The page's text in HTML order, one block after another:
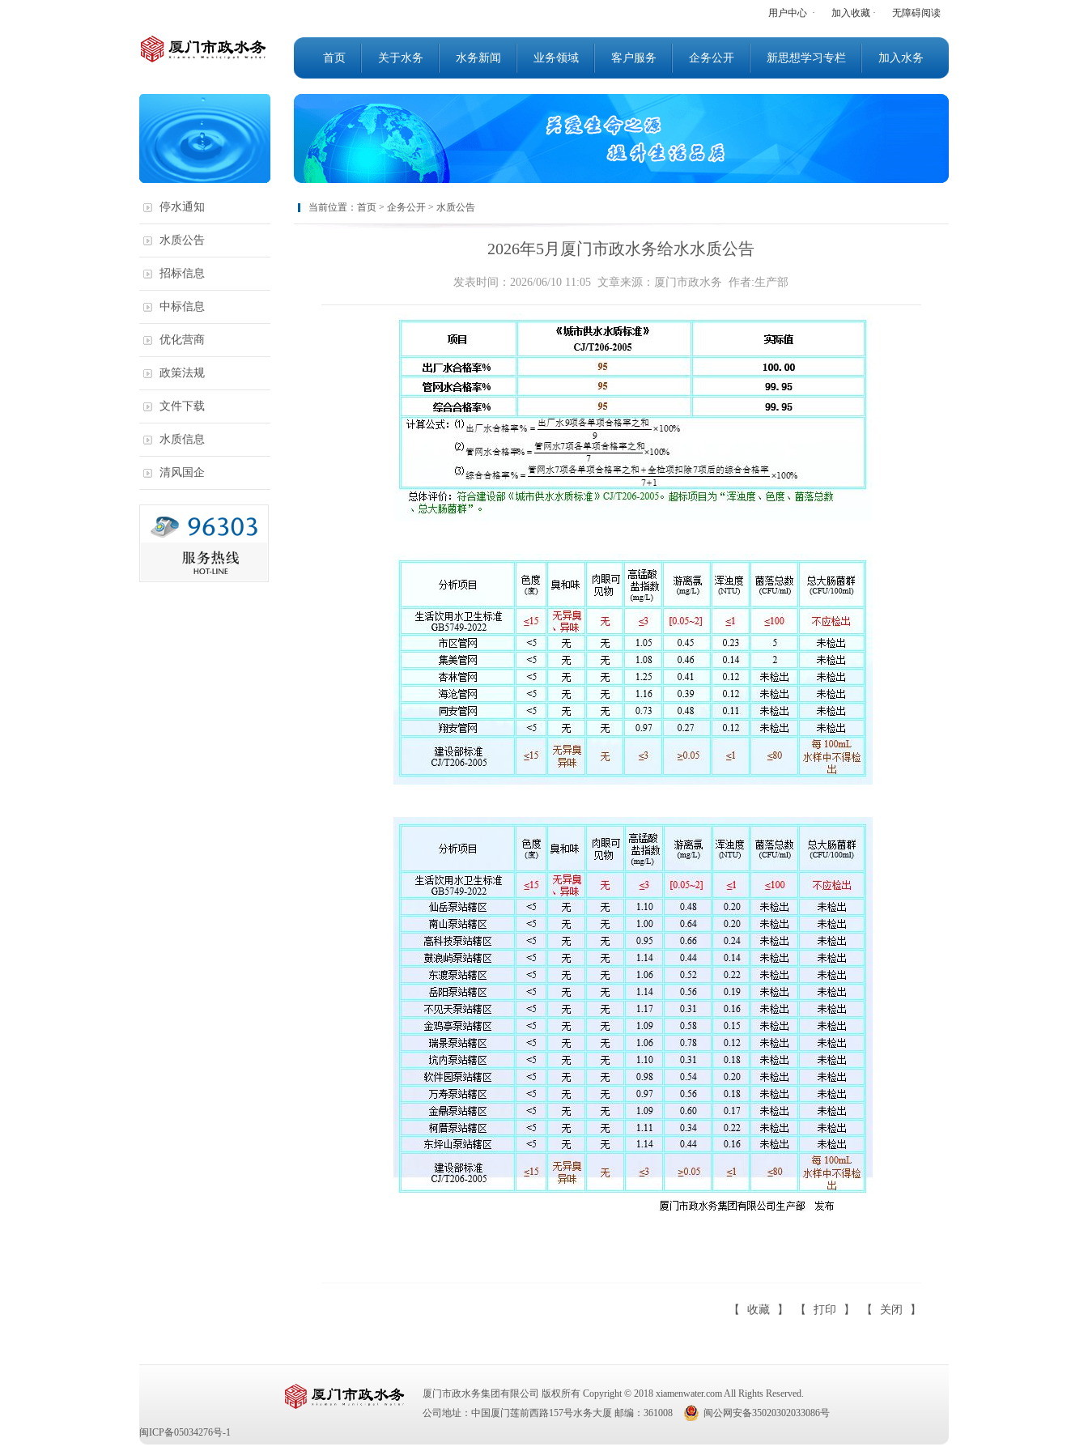
用户中心 · 加入收藏 · 无障碍阅读
首页 关于水务 水务新闻 业务领域 客户服务 企务公开 新思想学习专栏 加入水务
停水通知
水质公告
招标信息
中标信息
优化营商
政策法规
文件下载
水质信息
清风国企
当前位置： 首页 > 企务公开 > 水质公告
2026年5月厦门市政水务给水水质公告
发表时间：2026/06/10 11:05 文章来源：厦门市政水务 作者:生产部
【 收藏 】 【 打印 】 【 关闭 】
厦门市政水务集团有限公司 版权所有 Copyright © 2018 xiamenwater.com All Rights Reserved.
公司地址：中国厦门莲前西路157号水务大厦 邮编：361008
闽公网安备35020302033086号
闽ICP备05034276号-1